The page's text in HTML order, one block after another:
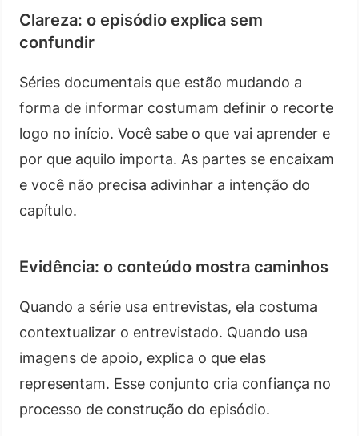
Clareza: o episódio explica sem
confundir
Séries documentais que estão mudando a
forma de informar costumam definir o recorte
logo no início. Você sabe o que vai aprender e
por que aquilo importa. As partes se encaixam
e você não precisa adivinhar a intenção do
capítulo.
Evidência: o conteúdo mostra caminhos
Quando a série usa entrevistas, ela costuma
contextualizar o entrevistado. Quando usa
imagens de apoio, explica o que elas
representam. Esse conjunto cria confiança no
processo de construção do episódio.